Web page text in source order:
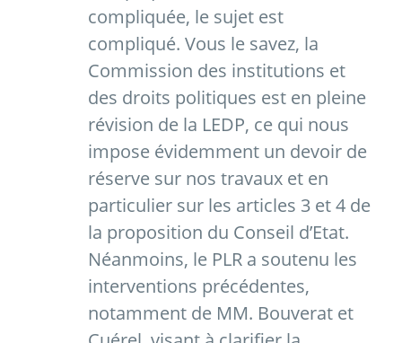
compliquée, le sujet est
compliqué. Vous le savez, la
Commission des institutions et
des droits politiques est en pleine
révision de la LEDP, ce qui nous
impose évidemment un devoir de
réserve sur nos travaux et en
particulier sur les articles 3 et 4 de
la proposition du Conseil d’Etat.
Néanmoins, le PLR a soutenu les
interventions précédentes,
notamment de MM. Bouverat et